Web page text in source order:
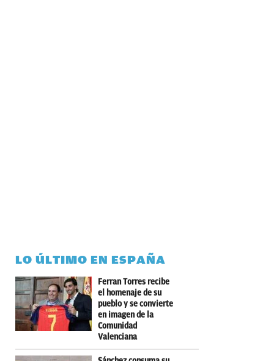
LO ÚLTIMO EN ESPAÑA
Ferran Torres recibe
el homenaje de su
pueblo y se convierte
en imagen de la
Comunidad
Valenciana